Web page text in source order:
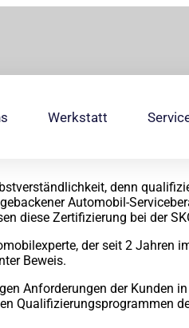
Werkstatt
denn
Automobil-
diese Zertifizierung bei der
der seit 2 Jahren
Beweis.
Anforderungen der Kunden
Qualifizierungsprogrammen